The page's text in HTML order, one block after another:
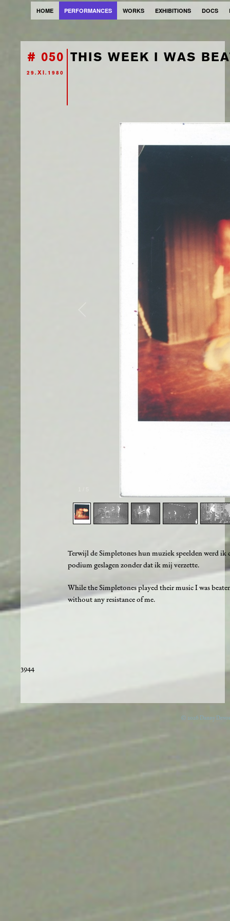
HOME PERFORMANCES WORKS EXHIBITIONS DOCS
# 050
29.XI.1980
THIS WEEK I WAS
Terwijl de Simpletones hun muziek speelden werd ik
podium geslagen zonder dat ik mij verzette.
While the Simpletones played their music I was
without any resistance of me.
3944
© 2026 Danny